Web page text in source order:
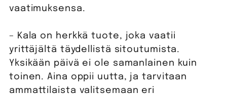
vaatimuksensa.
– Kala on herkkä tuote, joka vaatii
yrittäjältä täydellistä sitoutumista.
Yksikään päivä ei ole samanlainen kuin
toinen. Aina oppii uutta, ja tarvitaan
ammattilaista valitsemaan eri